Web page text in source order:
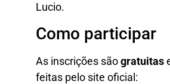
Lucio.
Como participar
As inscrições sãogratuitas
feitas pelo site oficial: